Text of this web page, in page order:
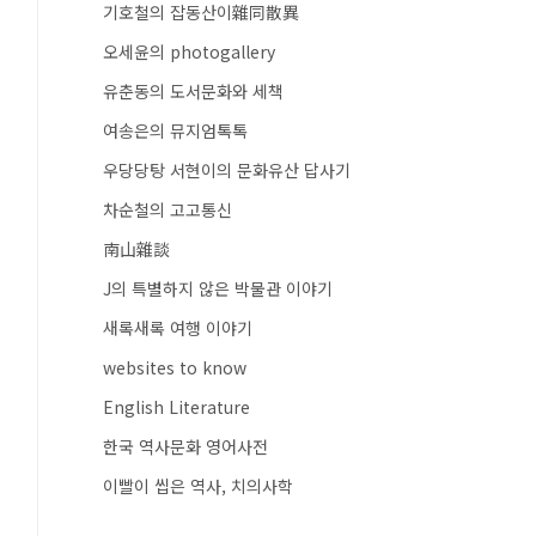
기호철의 잡동산이雜同散異
오세윤의 photogallery
유춘동의 도서문화와 세책
여송은의 뮤지엄톡톡
우당당탕 서현이의 문화유산 답사기
차순철의 고고통신
南山雜談
J의 특별하지 않은 박물관 이야기
새록새록 여행 이야기
websites to know
English Literature
한국 역사문화 영어사전
이빨이 씹은 역사, 치의사학